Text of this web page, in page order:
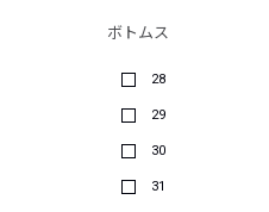
ボトムス
28
29
30
31